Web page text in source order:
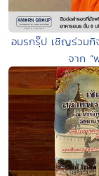
อมรกรุ๊ป เชิญร่วมกิ
จาก “